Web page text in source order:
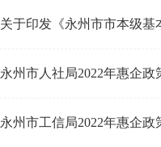
关于印发《永州市市本级
永州市人社局2022年惠企政
永州市工信局2022年惠企政